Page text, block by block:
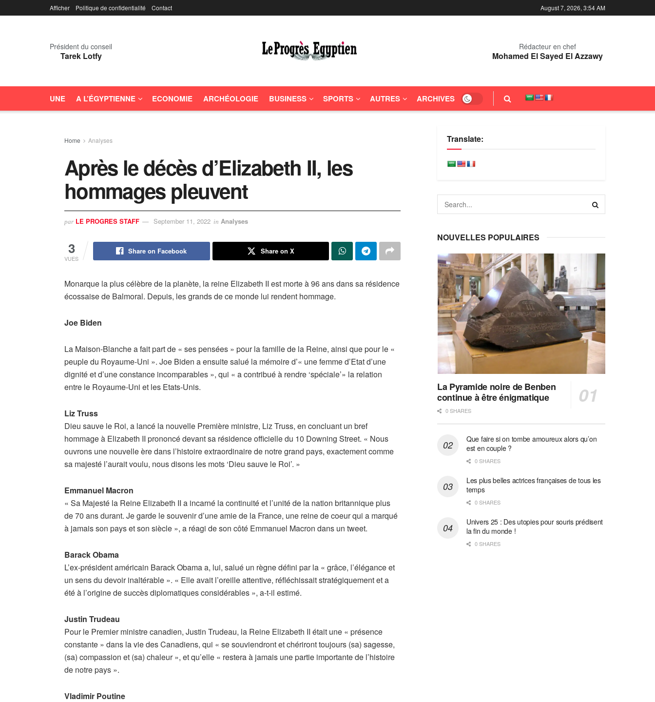
Afficher Politique de confidentialité Contact August 7, 2026, 3:54 AM
Président du conseil
Tarek Lotfy
Rédacteur en chef
Mohamed El Sayed El Azzawy
UNE A L’ÉGYPTIENNE ECONOMIE ARCHÉOLOGIE BUSINESS SPORTS AUTRES ARCHIVES
Home Analyses
Après le décès d’Elizabeth II, les
hommages pleuvent
par LE PROGRES STAFF September 11, 2022 in Analyses
3
VUES
Share on Facebook Share on X
Monarque la plus célèbre de la planète, la reine Elizabeth II est morte à 96 ans dans sa résidence
écossaise de Balmoral. Depuis, les grands de ce monde lui rendent hommage.
Joe Biden
La Maison-Blanche a fait part de « ses pensées » pour la famille de la Reine, ainsi que pour le «
peuple du Royaume-Uni ». Joe Biden a ensuite salué la mémoire d’« une femme d’Etat d’une
dignité et d’une constance incomparables », qui « a contribué à rendre ‘spéciale’» la relation
entre le Royaume-Uni et les Etats-Unis.
Liz Truss
Dieu sauve le Roi, a lancé la nouvelle Première ministre, Liz Truss, en concluant un bref
hommage à Elizabeth II prononcé devant sa résidence officielle du 10 Downing Street. « Nous
ouvrons une nouvelle ère dans l’histoire extraordinaire de notre grand pays, exactement comme
sa majesté l’aurait voulu, nous disons les mots ‘Dieu sauve le Roi’. »
Emmanuel Macron
« Sa Majesté la Reine Elizabeth II a incarné la continuité et l’unité de la nation britannique plus
de 70 ans durant. Je garde le souvenir d’une amie de la France, une reine de coeur qui a marqué
à jamais son pays et son siècle », a réagi de son côté Emmanuel Macron dans un tweet.
Barack Obama
L’ex-président américain Barack Obama a, lui, salué un règne défini par la « grâce, l’élégance et
un sens du devoir inaltérable ». « Elle avait l’oreille attentive, réfléchissait stratégiquement et a
été à l’origine de succès diplomatiques considérables », a-t-il estimé.
Justin Trudeau
Pour le Premier ministre canadien, Justin Trudeau, la Reine Elizabeth II était une « présence
constante » dans la vie des Canadiens, qui « se souviendront et chériront toujours (sa) sagesse,
(sa) compassion et (sa) chaleur », et qu’elle « restera à jamais une partie importante de l’histoire
de notre pays ».
Vladimir Poutine
Translate:
NOUVELLES POPULAIRES
La Pyramide noire de Benben
continue à être énigmatique
0 SHARES
Que faire si on tombe amoureux alors qu’on
est en couple ?
0 SHARES
Les plus belles actrices françaises de tous les
temps
0 SHARES
Univers 25 : Des utopies pour souris prédisent
la fin du monde !
0 SHARES